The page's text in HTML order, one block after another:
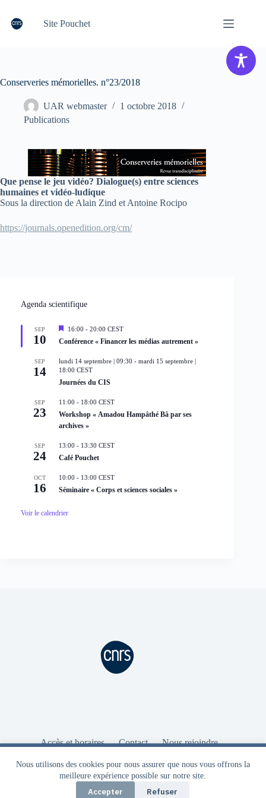
contenu
Nous utilisons des cookies pour nous assurer que nous vous offrons la
meilleure expérience possible sur notre site.
Accepter Refuser
Site Pouchet
Conserveries mémorielles. n°23/2018
UAR webmaster
1 octobre 2018
Publications
Que pense le jeu vidéo? Dialogue(s) entre sciences
humaines et vidéo-ludique
Sous la direction de Alain Zind et Antoine Rocipo
https://journals.openedition.org/cm/
Agenda scientifique
SEP
10
M
s
n
a
v
n
16:00 - 20:00 CEST
Conférence « Financer les médias autrement »
SEP
14
lundi 14 septembre | 09:30 - mardi 15 septembre |
18:00 CEST
Journées du CIS
SEP
23
11:00 - 18:00 CEST
Workshop « Amadou Hampâthé Bâ par ses
archives »
SEP
24
13:00 - 13:30 CEST
Café Pouchet
OCT
16
10:00 - 13:00 CEST
Séminaire « Corps et sciences sociales »
Voir le calendrier
Accès et horaires Contact
Nous rejoindre
Mentions légales
expérience sur notre site. Seuls des cookies strictement obligatoires
au bon fonctionnement du site sont utilisés.
Politique de confidentialité